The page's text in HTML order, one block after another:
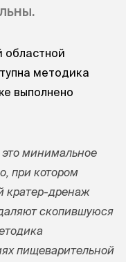
областной
методика
выполнено
минимальное
при котором
кратер-дренаж
скопившуюся
пищеварительной